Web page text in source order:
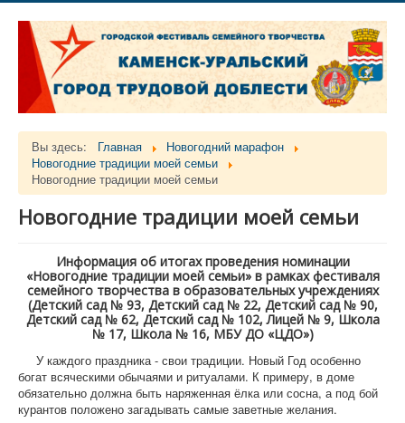
Вы здесь: Главная
Новогодний марафон
Новогодние традиции моей семьи
Новогодние традиции моей семьи
Новогодние традиции моей семьи
Информация об итогах проведения номинации
«Новогодние традиции моей семьи» в рамках фестиваля
семейного творчества в образовательных учреждениях
(Детский сад № 93, Детский сад № 22, Детский сад № 90,
Детский сад № 62, Детский сад № 102, Лицей № 9, Школа
№ 17, Школа № 16, МБУ ДО «ЦДО»)
У каждого праздника - свои традиции. Новый Год особенно
богат всяческими обычаями и ритуалами. К примеру, в доме
обязательно должна быть наряженная ёлка или сосна, а под бой
курантов положено загадывать самые заветные желания.